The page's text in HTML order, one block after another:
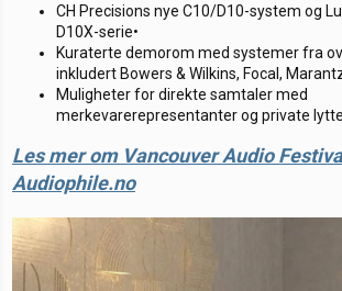
CH Precisions nye C10/D10-system og
D10X-serie•
Kuraterte demorom med systemer fra
inkludert Bowers & Wilkins, Focal,
Muligheter for direkte samtaler med
merkevarerepresentanter og private
Les mer om Vancouver Audio
Audiophile.no